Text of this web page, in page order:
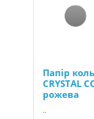
Папір
CRYSTAL
рожева
..